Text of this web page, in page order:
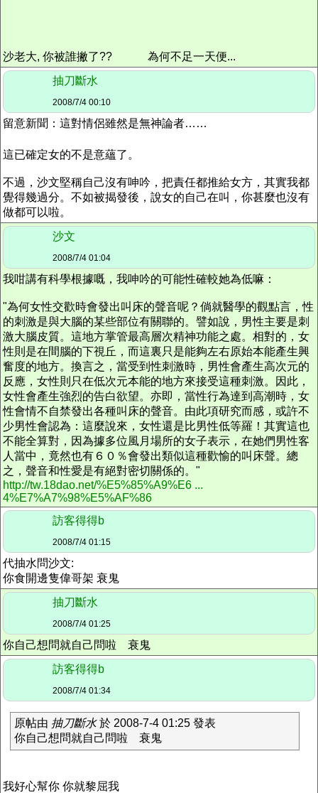
沙老大, 你被誰撇了??
為何不足一天便...
抽刀斷水
2008/7/4 00:10
留意新聞：這對情侶雖然是無神論者……
這已確定女的不是意蘊了。
不過，沙文堅稱自己沒有呻吟，把責任都推給女方，其實我都
覺得幾過分。不如被揭發後，說女的自己在叫，你甚麼也沒有
做都可以啦。
沙文
2008/7/4 01:04
我咁講有科學根據嘅，我呻吟的可能性確較她為低嘛：
"為何女性交歡時會發出叫床的聲音呢？倘就醫學的觀點言，性
的刺激是與大腦的某些部位有關聯的。譬如說，男性主要是刺
激大腦皮質。這地方掌管最高層次精神功能之處。相對的，女
性則是在間腦的下視丘，而這裏只是能夠左右原始本能產生興
奮度的地方。換言之，當受到性刺激時，男性會產生高次元的
反應，女性則只在低次元本能的地方來接受這種刺激。因此，
女性會產生強烈的告白欲望。亦即，當性行為達到高潮時，女
性會情不自禁發出各種叫床的聲音。由此項研究而感，或許不
少男性會認為：這麼說來，女性還是比男性低等羅！其實這也
不能全算對，因為據多位風月場所的女子表示，在她們男性客
人當中，竟然也有６０％會發出類似這種歡愉的叫床聲。總
之，聲音和性愛是有絕對密切關係的。"
http://tw.18dao.net/%E5%85%A9%E6 ...
4%E7%A7%98%E5%AF%86
訪客得得b
2008/7/4 01:15
代抽水問沙文:
你食開邊隻偉哥架 衰鬼
抽刀斷水
2008/7/4 01:25
你自己想問就自己問啦 衰鬼
訪客得得b
2008/7/4 01:34
原帖由 抽刀斷水於 2008-7-4 01:25 發表
你自己想問就自己問啦 衰鬼
我好心幫你 你就黎屈我